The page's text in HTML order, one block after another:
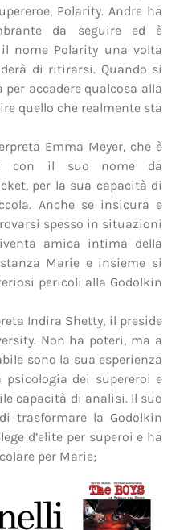
Polarity. Andre ha
da seguire ed è
nome Polarity una volta
di ritirarsi. Quando si
per accadere qualcosa alla
quello che realmente sta
Emma Meyer, che è
con il suo nome da
per la sua capacità di
Anche se insicura e
spesso in situazioni
amica intima della
Marie e insieme si
pericoli alla Godolkin
Indira Shetty, il preside
Non ha poteri, ma a
sono la sua esperienza
psicologia dei supereroi e
capacità di analisi. Il suo
trasformare la Godolkin
d’elite per superoi e ha
per Marie;